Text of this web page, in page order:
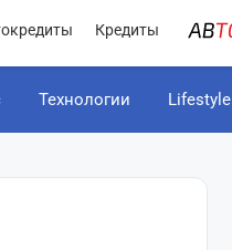
Кредиты
Технологии Lifestyle